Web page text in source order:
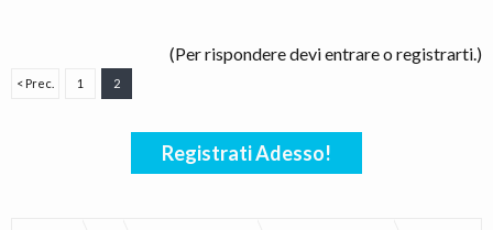
(Per rispondere devi entrare o registrarti.)
< Prec. 1 2
Registrati Adesso!